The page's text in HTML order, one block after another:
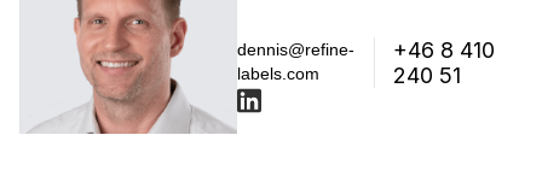
dennis@refine-
labels.com
+46 8 410
240 51